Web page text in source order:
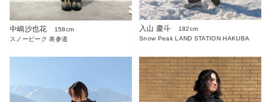
中嶋沙也花
158cm
スノーピーク 表参道
入山 慶斗
182cm
Snow Peak LAND STATION HAKUBA